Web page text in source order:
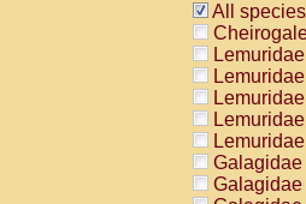
All species
Lemuridae
Lemuridae
Lemuridae
Lemuridae
Lemuridae
Galagidae
Galagidae